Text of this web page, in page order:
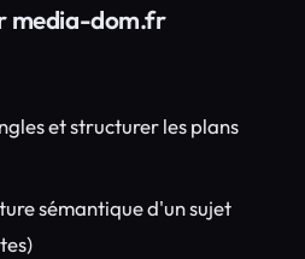
media-dom.fr
et structurer les plans
sémantique d'un sujet